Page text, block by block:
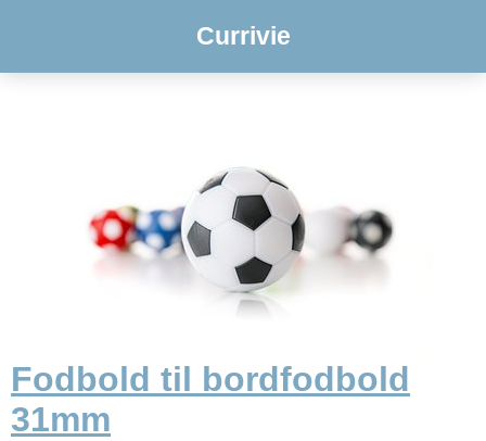
Currivie
Fodbold til bordfodbold
31mm